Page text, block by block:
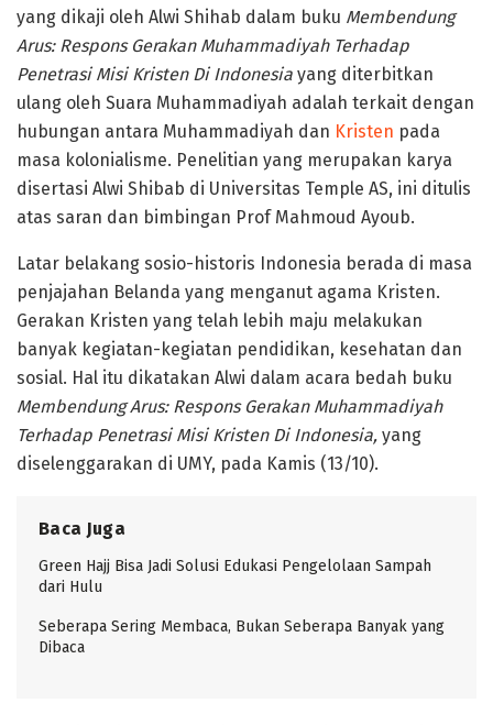
yang dikaji oleh Alwi Shihab dalam buku Membendung
Arus: Respons Gerakan Muhammadiyah Terhadap
Penetrasi Misi Kristen Di Indonesia yang diterbitkan
ulang oleh Suara Muhammadiyah adalah terkait dengan
hubungan antara Muhammadiyah dan Kristen pada
masa kolonialisme. Penelitian yang merupakan karya
disertasi Alwi Shibab di Universitas Temple AS, ini ditulis
atas saran dan bimbingan Prof Mahmoud Ayoub.
Latar belakang sosio-historis Indonesia berada di masa
penjajahan Belanda yang menganut agama Kristen.
Gerakan Kristen yang telah lebih maju melakukan
banyak kegiatan-kegiatan pendidikan, kesehatan dan
sosial. Hal itu dikatakan Alwi dalam acara bedah buku
Membendung Arus: Respons Gerakan Muhammadiyah
Terhadap Penetrasi Misi Kristen Di Indonesia, yang
diselenggarakan di UMY, pada Kamis (13/10).
Baca Juga
Green Hajj Bisa Jadi Solusi Edukasi Pengelolaan Sampah
dari Hulu
Seberapa Sering Membaca, Bukan Seberapa Banyak yang
Dibaca